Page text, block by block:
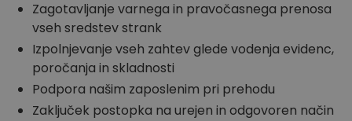
Zagotavljanje varnega in pravočasnega prenosa
vseh sredstev strank
Izpolnjevanje vseh zahtev glede vodenja evidenc,
poročanja in skladnosti
Podpora našim zaposlenim pri prehodu
Zaključek postopka na urejen in odgovoren način